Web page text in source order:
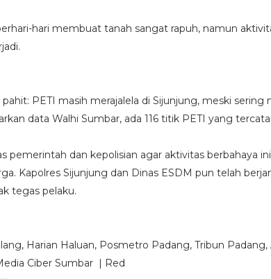
hari membuat tanah sangat rapuh, namun
PETI masih merajalela di Sijunjung, meski sering
data Walhi Sumbar, ada 116 titik PETI yang
pemerintah dan kepolisian agar aktivitas berbahaya
Kapolres Sijunjung dan Dinas ESDM pun telah
tegas pelaku.
Harian Haluan, Posmetro Padang, Tribun Padang,
Ciber Sumbar | Red